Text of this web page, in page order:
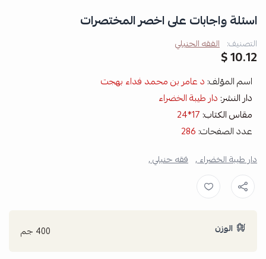
اسئلة واجابات على اخصر المختصرات
التصنيف: الفقه الحنبلي
10.12 $
اسم المؤلف: د عامر بن محمد فداء بهجت
دار النشر: دار طيبة الخضراء
مقاس الكتاب: 17*24
عدد الصفحات: 286
دار طيبة الخضراء , فقه حنبلي ,
الوزن 400 جم